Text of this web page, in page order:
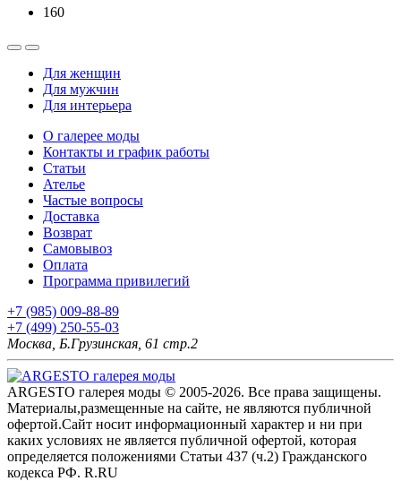
160
Для женщин
Для мужчин
Для интерьера
О галерее моды
Контакты и график работы
Статьи
Ателье
Частые вопросы
Доставка
Возврат
Самовывоз
Оплата
Программа привилегий
+7 (985) 009-88-89
+7 (499) 250-55-03
Москва, Б.Грузинская, 61 стр.2
ARGESTO галерея моды © 2005-2026. Все права защищены.
Материалы,размещенные на сайте, не являются публичной
офертой.Сайт носит информационный характер и ни при
каких условиях не является публичной офертой, которая
определяется положениями Статьи 437 (ч.2) Гражданского
кодекса РФ. R.RU